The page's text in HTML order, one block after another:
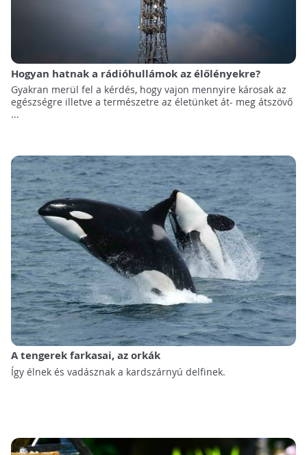
Hogyan hatnak a rádióhullámok az élőlényekre?
Gyakran merül fel a kérdés, hogy vajon mennyire károsak az
egészségre illetve a természetre az életünket át- meg átszövő
...
A tengerek farkasai, az orkák
Így élnek és vadásznak a kardszárnyú delfinek.